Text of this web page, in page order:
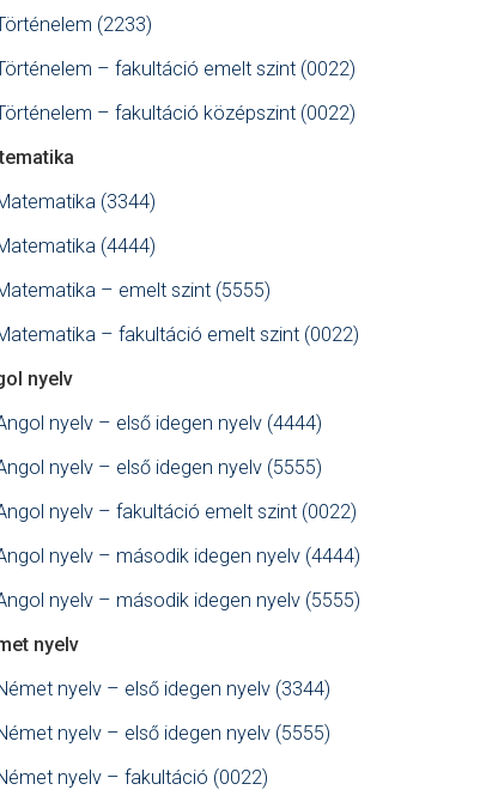
(2233)
– fakultáció emelt szint (0022)
– fakultáció középszint (0022)
(3344)
(4444)
– emelt szint (5555)
– fakultáció emelt szint (0022)
nyelv
nyelv – első idegen nyelv (4444)
nyelv – első idegen nyelv (5555)
nyelv – fakultáció emelt szint (0022)
nyelv – második idegen nyelv (4444)
nyelv – második idegen nyelv (5555)
nyelv
nyelv – első idegen nyelv (3344)
nyelv – első idegen nyelv (5555)
nyelv – fakultáció (0022)